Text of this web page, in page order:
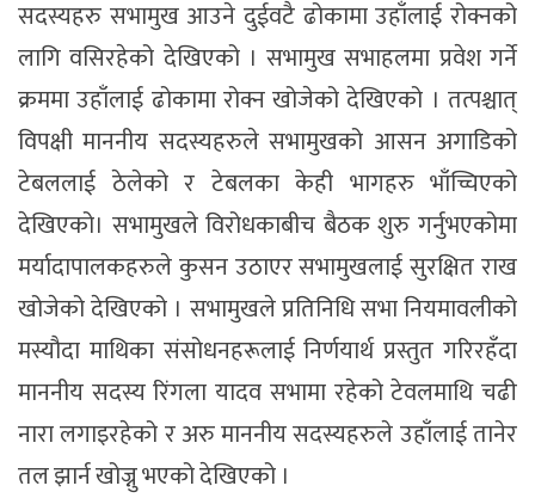
सदस्यहरु सभामुख आउने दुईवटै ढोकामा उहाँलाई रोक्नको
लागि वसिरहेको देखिएको । सभामुख सभाहलमा प्रवेश गर्ने
क्रममा उहाँलाई ढोकामा रोक्न खोजेको देखिएको । तत्पश्चात्
विपक्षी माननीय सदस्यहरुले सभामुखको आसन अगाडिको
टेबललाई ठेलेको र टेबलका केही भागहरु भाँच्चिएको
देखिएको। सभामुखले विरोधकाबीच बैठक शुरु गर्नुभएकोमा
मर्यादापालकहरुले कुसन उठाएर सभामुखलाई सुरक्षित राख
खोजेको देखिएको । सभामुखले प्रतिनिधि सभा नियमावलीको
मस्यौदा माथिका संसोधनहरूलाई निर्णयार्थ प्रस्तुत गरिरहँदा
माननीय सदस्य रिंगला यादव सभामा रहेको टेवलमाथि चढी
नारा लगाइरहेको र अरु माननीय सदस्यहरुले उहाँलाई तानेर
तल झार्न खोज्नु भएको देखिएको ।